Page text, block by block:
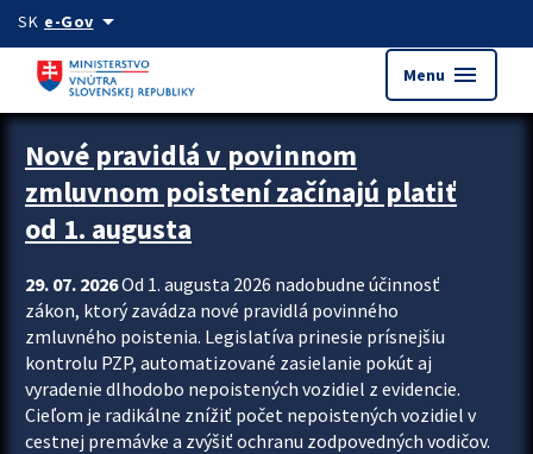
Preskocit na hlavný obsah
SK e-Govarrow_drop_down
Menu menu
Zastavit automatický posun upútavok
Nové pravidlá v povinnom
zmluvnom poistení začínajú platiť
od 1. augusta
29. 07. 2026Od 1. augusta 2026 nadobudne účinnosť
zákon, ktorý zavádza nové pravidlá povinného
zmluvného poistenia. Legislatíva prinesie prísnejšiu
kontrolu PZP, automatizované zasielanie pokút aj
vyradenie dlhodobo nepoistených vozidiel z evidencie.
Cieľom je radikálne znížiť počet nepoistených vozidiel v
cestnej premávke a zvýšiť ochranu zodpovedných vodičov.